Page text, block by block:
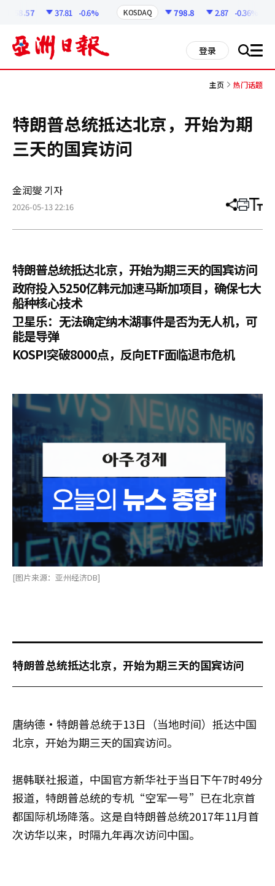
37.81 -0.6% KOSDAQ 798.8 2.87 -0.36%
登录 搜 all
主页 热门话题
特朗普总统抵达北京，开始为期
三天的国宾访问
金润燮 기자
2026-05-13 22:16 分
章
打 调
小
特朗普总统抵达北京，开始为期三天的国宾访问
政府投入5250亿韩元加速马斯加项目，确保七大
船种核心技术
卫星乐：无法确定纳木湖事件是否为无人机，可
能是导弹
KOSPI突破8000点，反向ETF面临退市危机
[图片来源：亚州经济DB]
特朗普总统抵达北京，开始为期三天的国宾访问
唐纳德·特朗普总统于13日（当地时间）抵达中国
北京，开始为期三天的国宾访问。
据韩联社报道，中国官方新华社于当日下午7时49分
报道，特朗普总统的专机“空军一号”已在北京首
都国际机场降落。这是自特朗普总统2017年11月首
次访华以来，时隔九年再次访问中国。